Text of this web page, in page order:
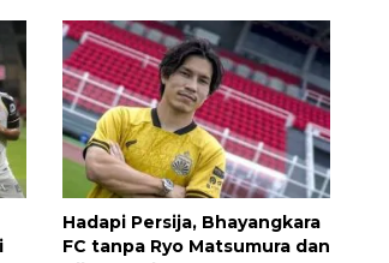
Hadapi Persija, Bhayangkara
FC tanpa Ryo Matsumura dan